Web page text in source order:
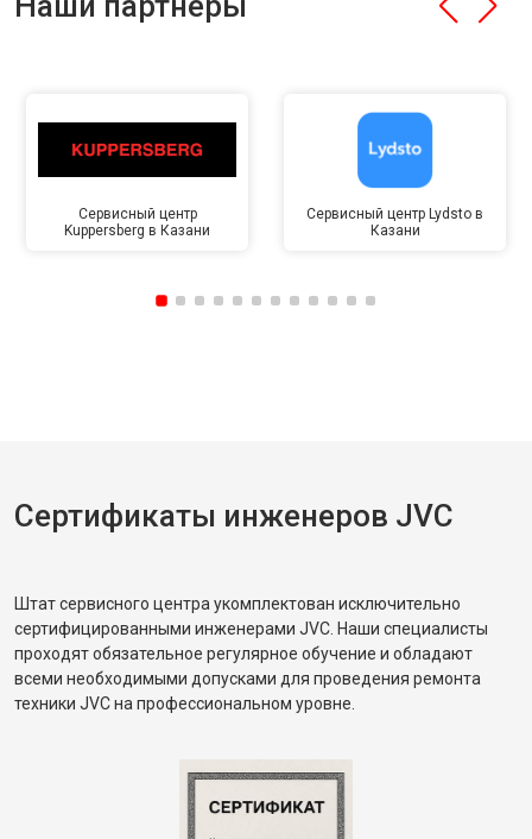
Сервисный центр
Kuppersberg в Казани
Сервисный центр Lydsto в
Казани
Сертификаты инженеров JVC
Штат сервисного центра укомплектован исключительно
сертифицированными инженерами JVC. Наши специалисты
проходят обязательное регулярное обучение и обладают
всеми необходимыми допусками для проведения ремонта
техники JVC на профессиональном уровне.